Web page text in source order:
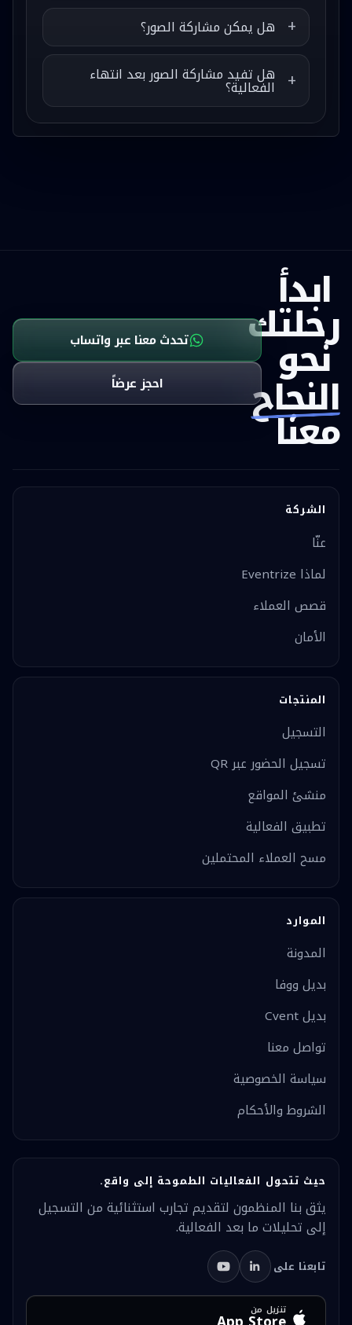
هل يمكن مشاركة الصور؟
هل تفيد مشاركة الصور بعد انتهاء
الفعالية؟
ابدأ
رحلتك
نحو
النجاح
معنا
تحدث معنا عبر واتساب
احجز عرضاً
الشركة
عنّا
لماذا Eventrize
قصص العملاء
الأمان
المنتجات
التسجيل
تسجيل الحضور عبر QR
منشئ المواقع
تطبيق الفعالية
مسح العملاء المحتملين
الموارد
المدونة
بديل ووفا
بديل Cvent
تواصل معنا
سياسة الخصوصية
الشروط والأحكام
حيث تتحول الفعاليات الطموحة إلى واقع.
يثق بنا المنظمون لتقديم تجارب استثنائية من التسجيل
إلى تحليلات ما بعد الفعالية.
تابعنا على
تنزيل من